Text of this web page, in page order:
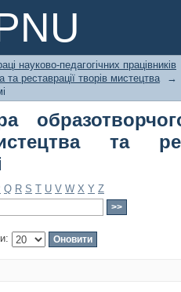
мистецтва по
науково-педагогічних працівників
реставрації творів мистецтва
→
та
Q R S T U V W X Y Z